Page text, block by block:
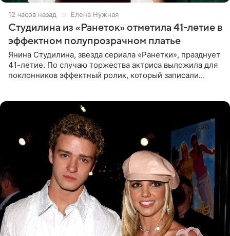
12 часов назад Елена Нужная
Студилина из «Ранеток» отметила 41-летие в
эффектном полупрозрачном платье
Янина Студилина, звезда сериала «Ранетки», празднует
41-летие. По случаю торжества актриса выложила для
поклонников эффектный ролик, который записали